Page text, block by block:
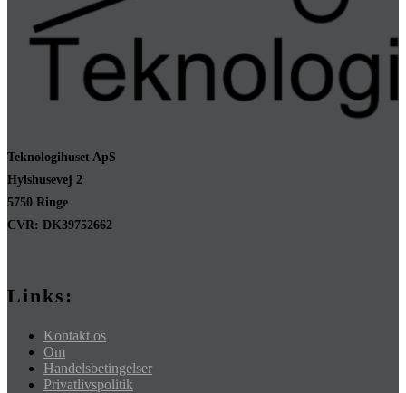
Teknologihuset ApS
Hylshusevej 2
5750 Ringe
CVR: DK39752662
Links:
Kontakt os
Om
Handelsbetingelser
Privatlivspolitik